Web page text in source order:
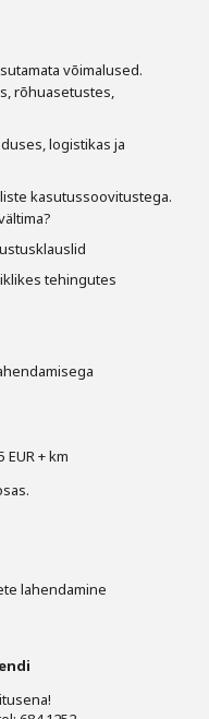
võimalused.
rõhuasetustes,
logistikas ja
kasutussoovitustega.
tehingutes
+ km
lahendamine